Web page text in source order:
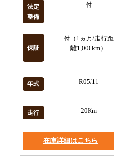
法定
整備
付
保証
付（1ヵ月/走行距
離1,000km）
年式 R05/11
走行 20Km
在庫詳細はこちら